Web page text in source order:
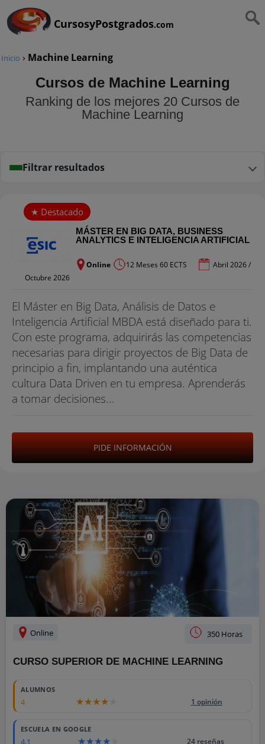
CursosyPostgrados.com
Inicio › Machine Learning
Cursos de Machine Learning
Ranking de los mejores 20 Cursos de
Machine Learning
Filtrar resultados
MÁSTER EN BIG DATA, BUSINESS
ANALYTICS E INTELIGENCIA ARTIFICIAL
Online 12 Meses 60 ECTS
Abril 2026 /
Octubre 2026
El Máster en Big Data, Análisis de Datos e
Inteligencia Artificial MBDA está diseñado para ti.
Con este programa, adquirirás las competencias
necesarias para dirigir proyectos de Big Data de
principio a fin, implantando una auténtica
cultura Data Driven en tu empresa. Aprenderás
a tomar decisiones...
PIDE INFORMACIÓN
Online 350 Horas
CURSO SUPERIOR DE MACHINE LEARNING
ALUMNOS
4 1 opinión
ESCUELA EN GOOGLE
4.1 24 reseñas